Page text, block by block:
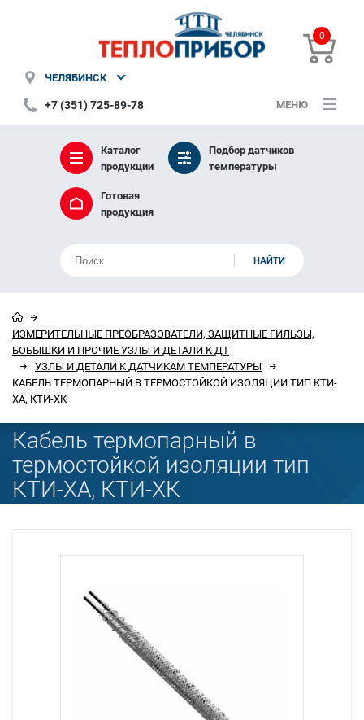
ЧЕЛЯБИНСК
+7 (351) 725-89-78 МЕНЮ
0
Каталог
продукции
Подбор датчиков
температуры
Готовая
продукция
ИЗМЕРИТЕЛЬНЫЕ ПРЕОБРАЗОВАТЕЛИ, ЗАЩИТНЫЕ ГИЛЬЗЫ,
БОБЫШКИ И ПРОЧИЕ УЗЛЫ И ДЕТАЛИ К ДТ
УЗЛЫ И ДЕТАЛИ К ДАТЧИКАМ ТЕМПЕРАТУРЫ
КАБЕЛЬ ТЕРМОПАРНЫЙ В ТЕРМОСТОЙКОЙ ИЗОЛЯЦИИ ТИП КТИ-
ХА, КТИ-ХК
Кабель термопарный в
термостойкой изоляции тип
КТИ-ХА, КТИ-ХК